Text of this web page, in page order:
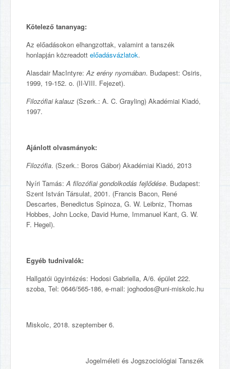
Kötelező tananyag:
Az előadásokon elhangzottak, valamint a tanszék
honlapján közreadott előadásvázlatok.
Alasdair MacIntyre:Az erény nyomában. Budapest: Osiris,
1999, 19-152. o. (II-VIII. Fejezet).
Filozófiai kalauz (Szerk.: A. C. Grayling) Akadémiai Kiadó,
1997.
Ajánlott olvasmányok:
Filozófia. (Szerk.: Boros Gábor) Akadémiai Kiadó, 2013
Nyíri Tamás:A filozófiai gondolkodás fejlődése. Budapest:
Szent István Társulat, 2001. (Francis Bacon, René
Descartes, Benedictus Spinoza, G. W. Leibniz, Thomas
Hobbes, John Locke, David Hume, Immanuel Kant, G. W.
F. Hegel).
Egyéb tudnivalók:
Hallgatói ügyintézés: Hodosi Gabriella, A/6. épület 222.
szoba, Tel: 0646/565-186, e-mail: joghodos@uni-miskolc.hu
Miskolc, 2018. szeptember 6.
Jogelméleti és Jogszociológiai Tanszék